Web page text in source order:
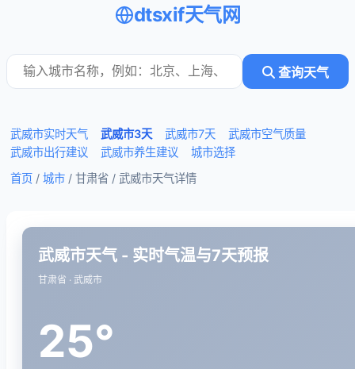
dtsxif天气网
查询天气
武威市实时天气 武威市3天 武威市7天
武威市空气质量
武威市出行建议
武威市养生建议
城市选择
首页 / 城市 / 甘肃省 / 武威市天气详情
武威市天气 - 实时气温与7天预报
甘肃省 · 武威市
25°